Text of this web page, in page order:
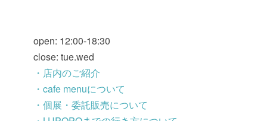
open: 12:00-18:30
close: tue.wed
・店内のご紹介
・cafe menuについて
・個展・委託販売について